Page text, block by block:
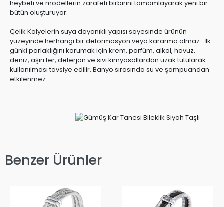
heybeti ve modellerin zarafeti birbirini tamamlayarak yeni bir
bütün oluşturuyor.
Çelik Kolyelerin suya dayanıklı yapısı sayesinde ürünün
yüzeyinde herhangi bir deformasyon veya kararma olmaz. İlk
günki parlaklığını korumak için krem, parfüm, alkol, havuz,
deniz, aşırı ter, deterjan ve sıvı kimyasallardan uzak tutularak
kullanılması tavsiye edilir. Banyo sırasında su ve şampuandan
etkilenmez.
Benzer Ürünler